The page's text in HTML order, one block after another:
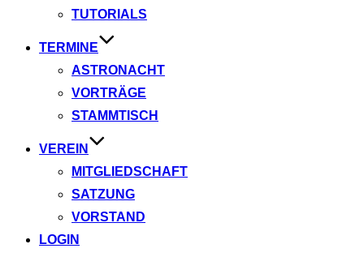
TUTORIALS
TERMINE
ASTRONACHT
VORTRÄGE
STAMMTISCH
VEREIN
MITGLIEDSCHAFT
SATZUNG
VORSTAND
LOGIN